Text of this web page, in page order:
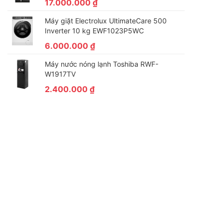
17.000.000₫
Máy giặt Electrolux UltimateCare 500
Inverter 10 kg EWF1023P5WC
6.000.000₫
Máy nước nóng lạnh Toshiba RWF-
W1917TV
2.400.000₫